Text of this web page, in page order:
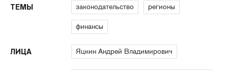
ТЕМЫ законодательство регионы
финансы
ЛИЦА Яцкин Андрей Владимирович